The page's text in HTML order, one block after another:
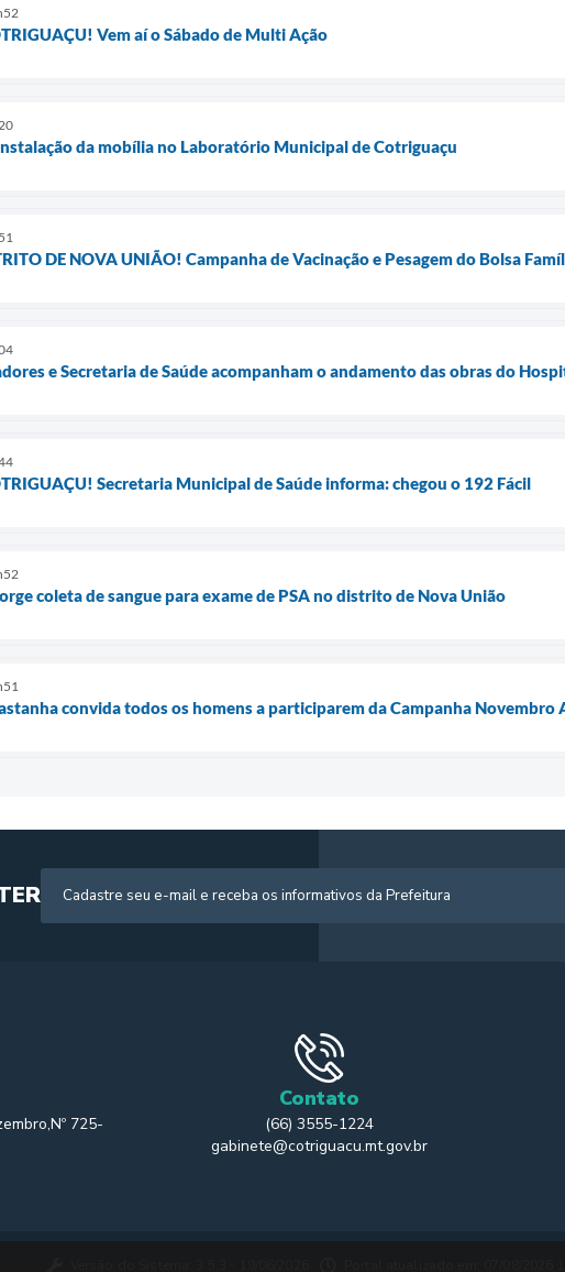
Vem aí o Sábado de Multi Ação
da mobília no Laboratório Municipal de Cotriguaçu
DE NOVA UNIÃO! Campanha de Vacinação e Pesagem do Bolsa
e Secretaria de Saúde acompanham o andamento das obras do
Secretaria Municipal de Saúde informa: chegou o 192 Fácil
coleta de sangue para exame de PSA no distrito de Nova União
convida todos os homens a participarem da Campanha Novembro
725-
Contato
(66) 3555-1224
gabinete@cotriguacu.mt.gov.br